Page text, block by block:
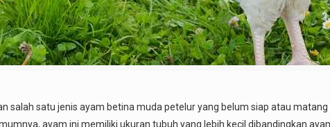
salah satu jenis ayam betina muda petelur yang belum siap atau
ayam ini memiliki ukuran tubuh yang lebih kecil dibandingkan